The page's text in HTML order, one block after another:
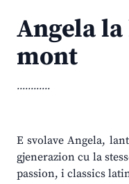
Angela
mont
............
E svolave Angela,
gjenerazion cu la
passion, i classics